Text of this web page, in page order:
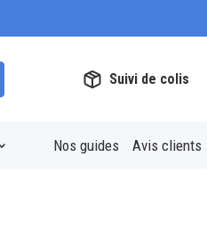
Suivi de colis
Nos guides Avis clients